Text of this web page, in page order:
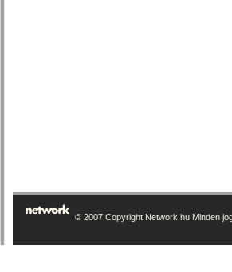
© 2007 Copyright Network.hu Minden